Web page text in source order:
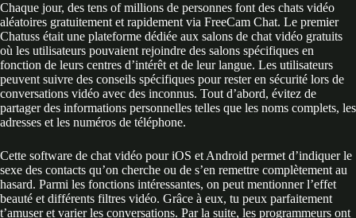
Chaque jour, des tens of millions de personnes font des chats vidéo
aléatoires gratuitement et rapidement via FreeCam Chat. Le premier
Chatuss était une plateforme dédiée aux salons de chat vidéo gratuits
où les utilisateurs pouvaient rejoindre des salons spécifiques en
fonction de leurs centres d’intérêt et de leur langue. Les utilisateurs
peuvent suivre des conseils spécifiques pour rester en sécurité lors de
conversations vidéo avec des inconnus. Tout d’abord, évitez de
partager des informations personnelles telles que les noms complets, les
adresses et les numéros de téléphone.
Cette software de chat vidéo pour iOS et Android permet d’indiquer le
sexe des contacts qu’on cherche ou de s’en remettre complètement au
hasard. Parmi les fonctions intéressantes, on peut mentionner l’effet
beauté et différents filtres vidéo. Grâce à eux, tu peux parfaitement
t’amuser et varier les conversations. Par la suite, les programmeurs ont